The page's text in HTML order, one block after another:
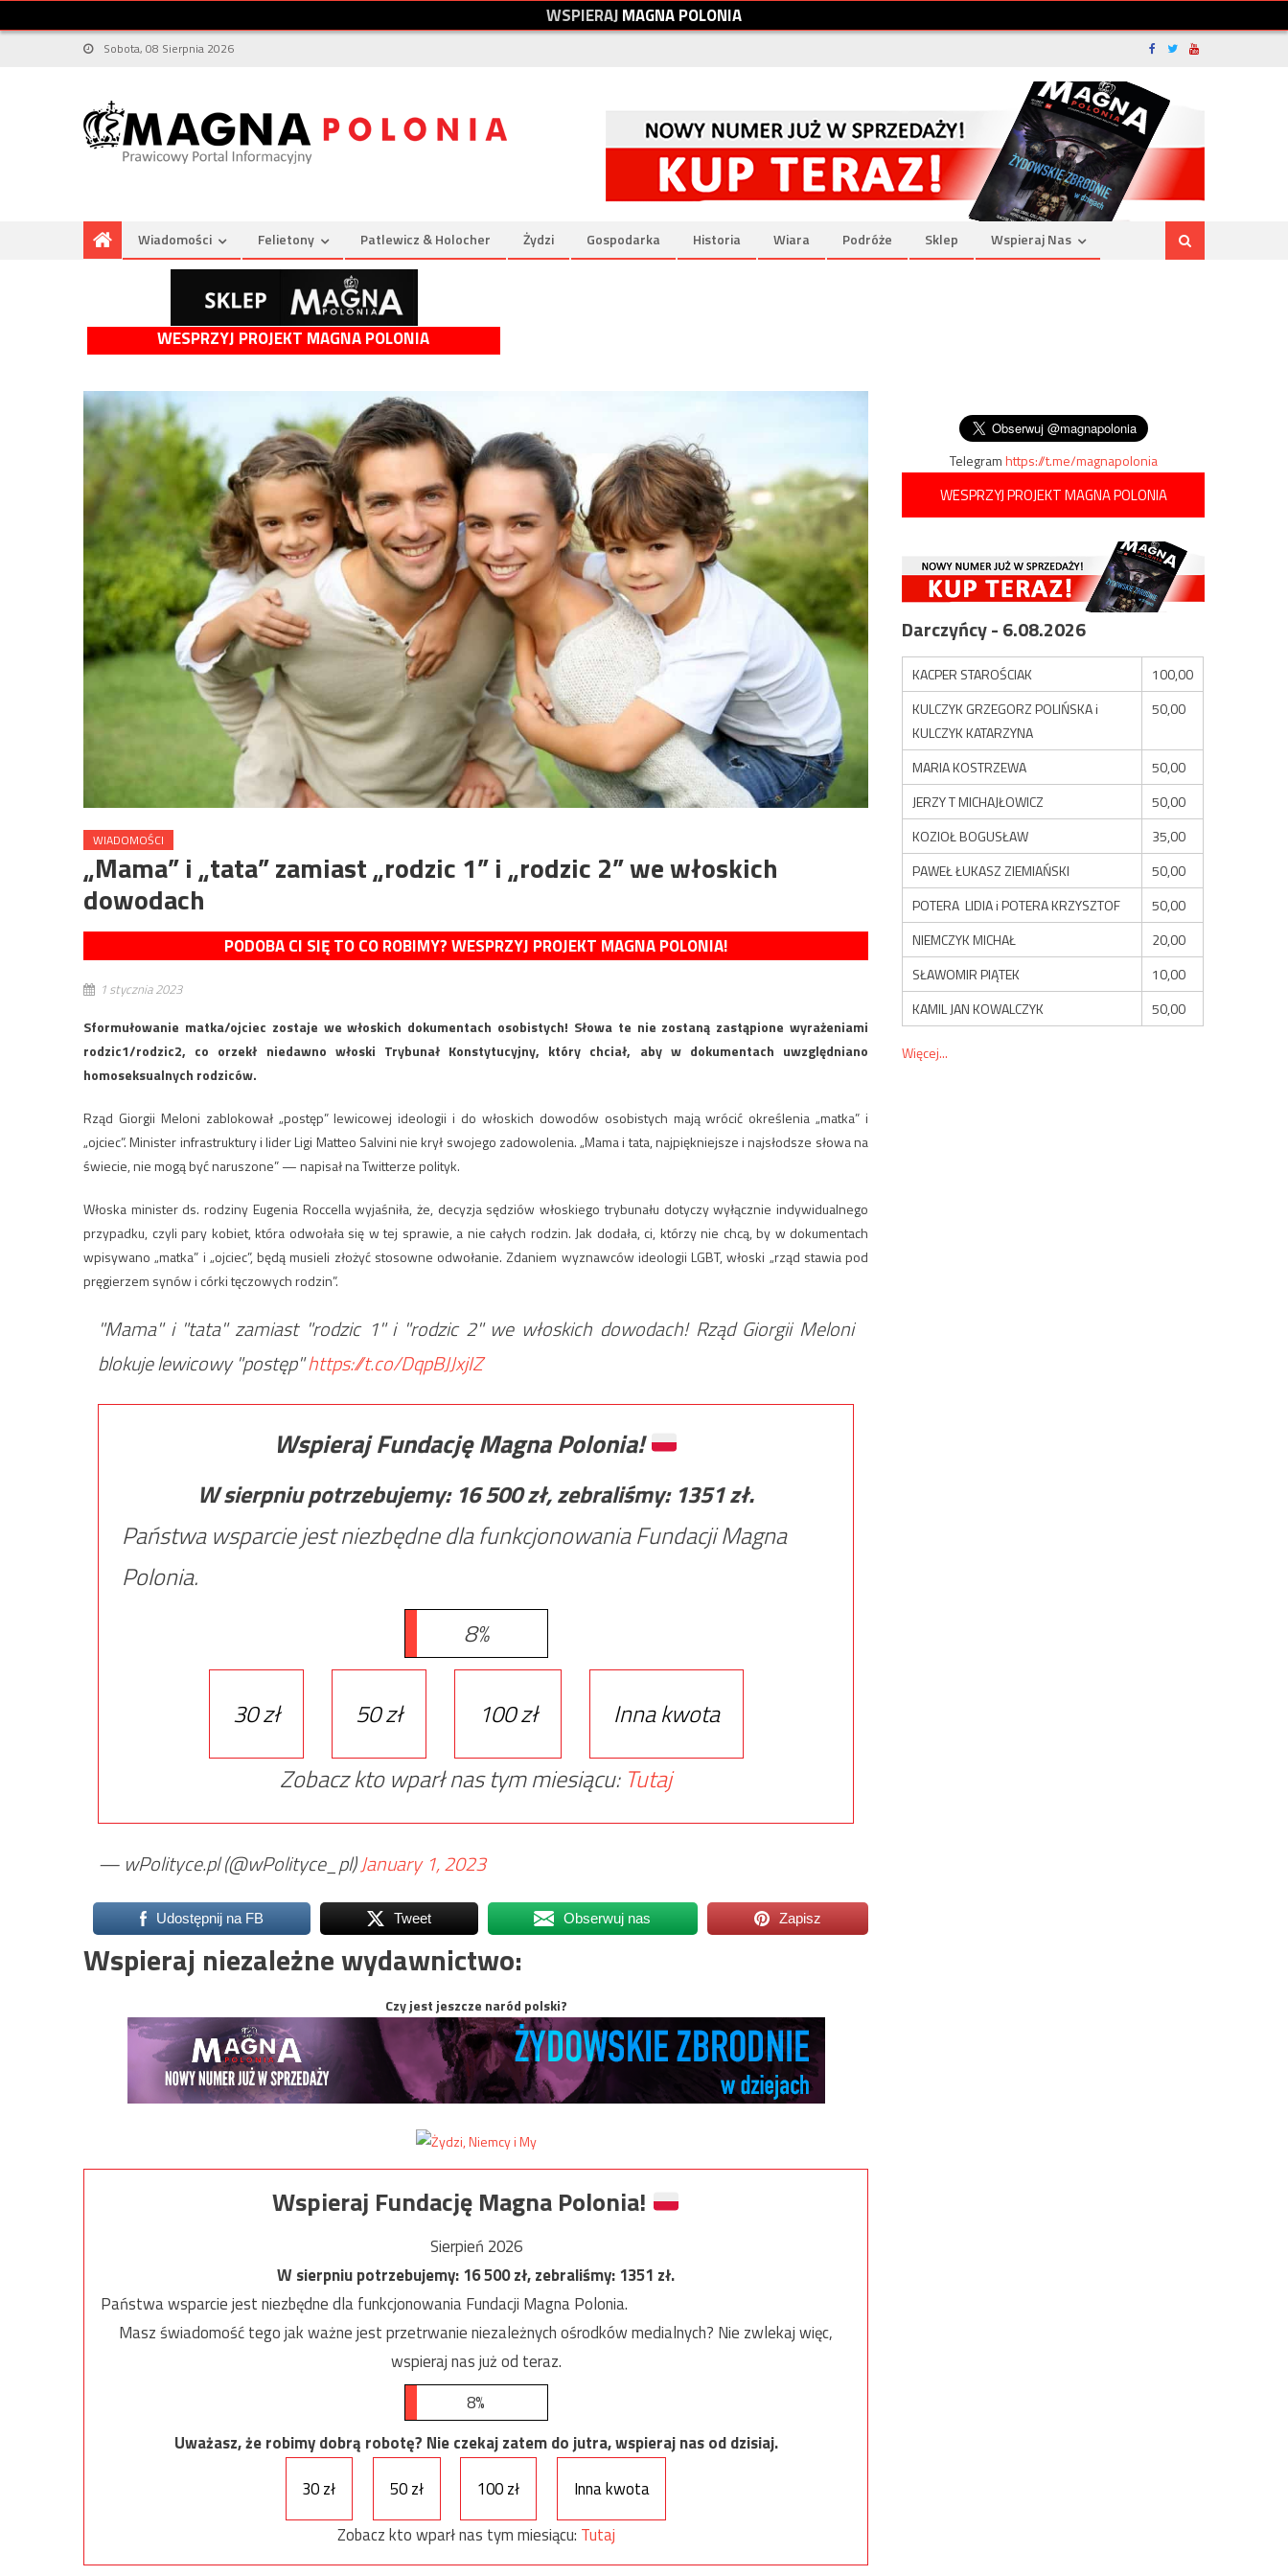
WSPIERAJMAGNAPOLONIA
Sobota, 08 Sierpnia 2026
Wiadomości Felietony Patlewicz & Holocher Żydzi Gospodarka Historia Wiara Podróże Sklep Wspieraj Nas
WESPRZYJ PROJEKT MAGNA POLONIA
WIADOMOŚCI
„Mama” i „tata” zamiast „rodzic 1” i „rodzic 2” we włoskich
dowodach
PODOBA CI SIĘ TO CO ROBIMY? WESPRZYJ PROJEKT MAGNA POLONIA!
1 stycznia 2023
Sformułowanie matka/ojciec zostaje we włoskich dokumentach osobistych! Słowa te nie zostaną zastąpione wyrażeniami
rodzic1/rodzic2, co orzekł niedawno włoski Trybunał Konstytucyjny, który chciał, aby w dokumentach uwzględniano
homoseksualnych rodziców.
Rząd Giorgii Meloni zablokował „postęp” lewicowej ideologii i do włoskich dowodów osobistych mają wrócić określenia „matka” i
„ojciec”. Minister infrastruktury i lider Ligi Matteo Salvini nie krył swojego zadowolenia. „Mama i tata, najpiękniejsze i najsłodsze słowa na
świecie, nie mogą być naruszone” — napisał na Twitterze polityk.
Włoska minister ds. rodziny Eugenia Roccella wyjaśniła, że, decyzja sędziów włoskiego trybunału dotyczy wyłącznie indywidualnego
przypadku, czyli pary kobiet, która odwołała się w tej sprawie, a nie całych rodzin. Jak dodała, ci, którzy nie chcą, by w dokumentach
wpisywano „matka” i „ojciec”, będą musieli złożyć stosowne odwołanie. Zdaniem wyznawców ideologii LGBT, włoski „rząd stawia pod
pręgierzem synów i córki tęczowych rodzin”.
"Mama" i "tata" zamiast "rodzic 1" i "rodzic 2" we włoskich dowodach! Rząd Giorgii Meloni
blokuje lewicowy "postęp"https://t.co/DqpBJJxjIZ
Wspieraj Fundację Magna Polonia!
W sierpniu potrzebujemy: 16 500zł, zebraliśmy: 1351zł.
Państwa wsparcie jest niezbędne dla funkcjonowania Fundacji Magna
Polonia.
8%
30 zł 50 zł 100 zł
Inna kwota
Zobacz kto wparł nas tym miesiącu: Tutaj
— wPolityce.pl (@wPolityce_pl)January 1, 2023
Udostępnij na FB Tweet Obserwuj nas Zapisz
Wspieraj niezależne wydawnictwo:
Czy jest jeszcze naród polski?
Wspieraj Fundację Magna Polonia!
Sierpień 2026
W sierpniu potrzebujemy:16 500zł, zebraliśmy:1351 zł.
Państwa wsparcie jest niezbędne dla funkcjonowania Fundacji Magna Polonia.
Masz świadomość tego jak ważne jest przetrwanie niezależnych ośrodków medialnych? Nie zwlekaj więc,
wspieraj nas już od teraz.
8%
Uważasz, że robimy dobrą robotę? Nie czekaj zatem do jutra, wspieraj nas od dzisiaj.
30 zł
50 zł 100 zł
Inna kwota
Zobacz kto wparł nas tym miesiącu: Tutaj
Telegramhttps://t.me/magnapolonia
WESPRZYJ PROJEKT MAGNA POLONIA
Darczyńcy - 6.08.2026
KACPER STAROŚCIAK
100,00
KULCZYK GRZEGORZ POLIŃSKA i
KULCZYK KATARZYNA
50,00
MARIA KOSTRZEWA
50,00
JERZY T MICHAJŁOWICZ
50,00
KOZIOŁ BOGUSŁAW
35,00
PAWEŁ ŁUKASZ ZIEMIAŃSKI
50,00
POTERA LIDIA i POTERA KRZYSZTOF
50,00
NIEMCZYK MICHAŁ
20,00
SŁAWOMIR PIĄTEK
10,00
KAMIL JAN KOWALCZYK
50,00
Więcej...